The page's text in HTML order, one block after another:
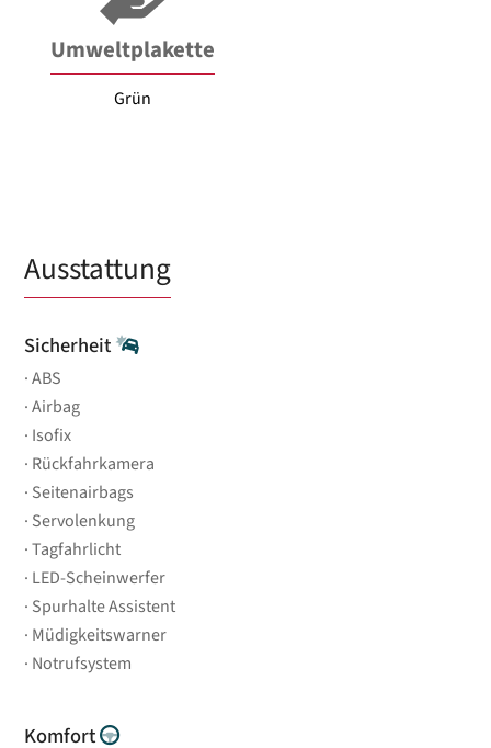
Umweltplakette
Grün
Ausstattung
Sicherheit
ABS
Airbag
Isofix
Rückfahrkamera
Seitenairbags
Servolenkung
Tagfahrlicht
LED-Scheinwerfer
Spurhalte Assistent
Müdigkeitswarner
Notrufsystem
Komfort